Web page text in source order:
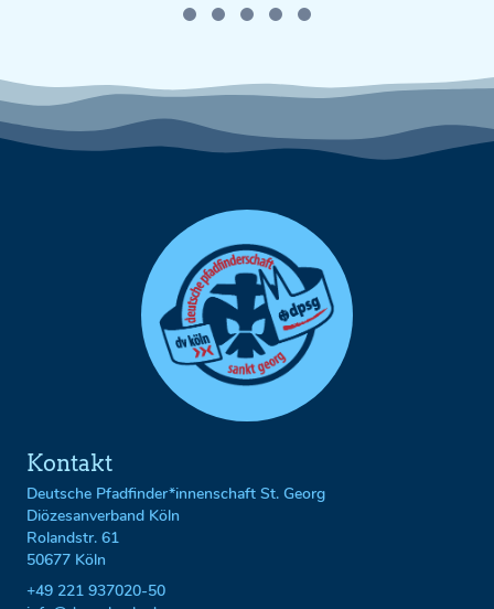
Kontakt
Deutsche Pfadfinder*innenschaft St. Georg
Diözesanverband Köln
Rolandstr. 61
50677 Köln
+49 221 937020-50